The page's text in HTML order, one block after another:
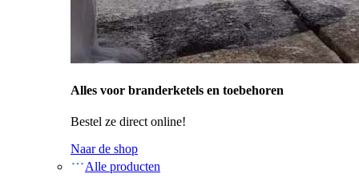
Alles voor branderketels en toebehoren
Bestel ze direct online!
Naar de shop
Alle producten